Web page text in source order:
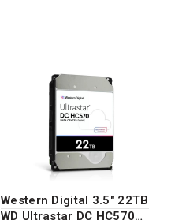
Western Digital 3.5″ 22TB
WD Ultrastar DC HC570